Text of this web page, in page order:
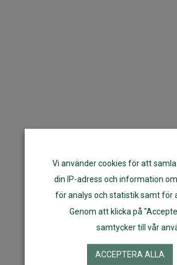
Vi använder cookies för att
din IP-adress och information
för analys och statistik samt för
Genom att klicka på
samtycker till vår
ACCEPTERA ALLA